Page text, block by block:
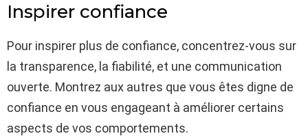
Inspirer confiance
Pour inspirer plus de confiance, concentrez-vous sur
la transparence, la fiabilité, et une communication
ouverte. Montrez aux autres que vous êtes digne de
confiance en vous engageant à améliorer certains
aspects de vos comportements.